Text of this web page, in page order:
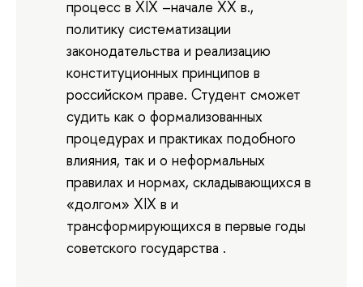
процесс в XIX –начале XX в.,
политику систематизации
законодательства и реализацию
конституционных принципов в
российском праве. Студент сможет
судить как о формализованных
процедурах и практиках подобного
влияния, так и о неформальных
правилах и нормах, складывающихся в
«долгом» XIX в и
трансформирующихся в первые годы
советского государства .